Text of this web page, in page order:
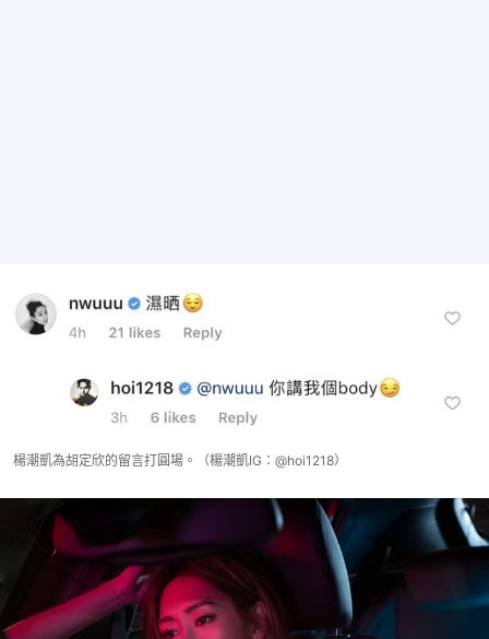
楊潮凱為胡定欣的留言打圓場。（楊潮凱IG：@hoi1218）